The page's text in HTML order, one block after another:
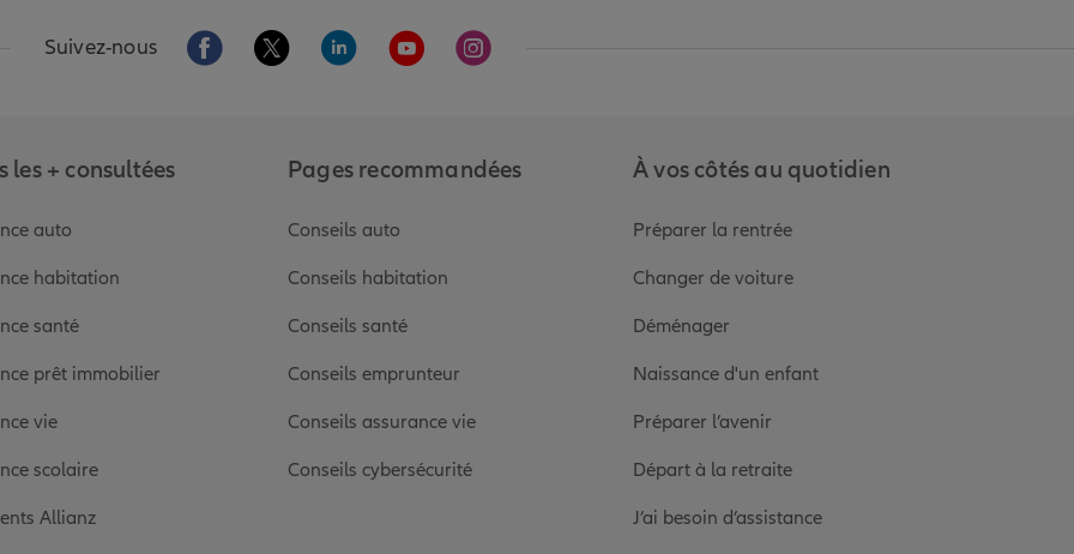
Suivez-nous Aller sur la page Facebook de Allianz
Aller sur la page Twitter de Allianz
Aller sur la page Linkedin de Allianz
Aller sur la page Youtube de Allianz
Aller sur la page Instagram de Allianz
les + consultées
auto
habitation
santé
prêt immobilier
vie
scolaire
Allianz
Pages recommandées
Conseils auto
Conseils habitation
Conseils santé
Conseils emprunteur
Conseils assurance vie
Conseils cybersécurité
À vos côtés au quotidien
Préparer la rentrée
Changer de voiture
Déménager
Naissance d'un enfant
Préparer l’avenir
Départ à la retraite
J’ai besoin d’assistance